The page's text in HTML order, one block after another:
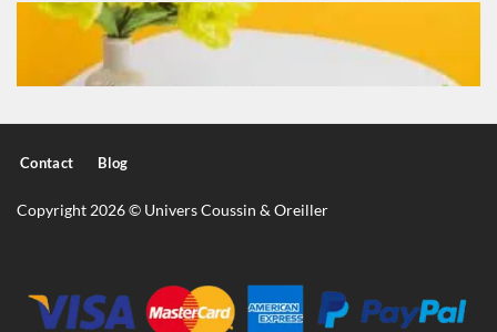
Contact Blog
Copyright 2026 © Univers Coussin & Oreiller